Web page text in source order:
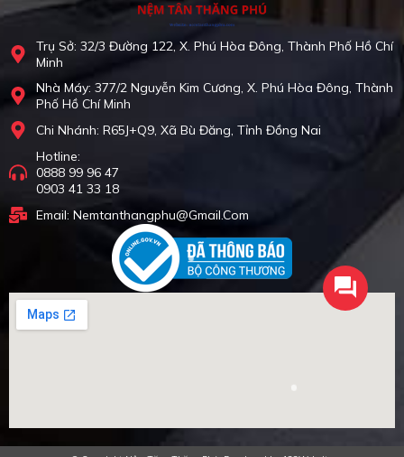
Trụ Sở: 32/3 Đường 122, X. Phú Hòa Đông, Thành Phố Hồ Chí
Minh
Nhà Máy: 377/2 Nguyễn Kim Cương, X. Phú Hòa Đông, Thành
Phố Hồ Chí Minh
Chi Nhánh: R65J+Q9, Xã Bù Đăng, Tỉnh Đồng Nai
Hotline:
0888 99 96 47
0903 41 33 18
Email: Nemtanthangphu@gmail.com